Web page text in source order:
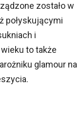
zostało w
połyskującymi
i
to także
glamour na